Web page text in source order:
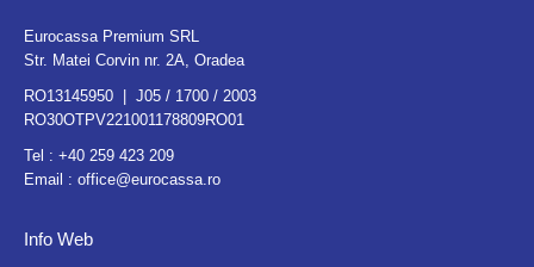
Eurocassa Premium SRL
Str. Matei Corvin nr. 2A, Oradea
RO13145950 | J05 / 1700 / 2003
RO30OTPV221001178809RO01
Tel : +40 259 423 209
Email : office@eurocassa.ro
Info Web